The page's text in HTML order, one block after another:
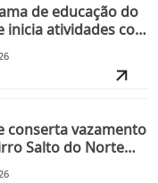
de educação do
inicia atividades com
feira, dia 6
conserta vazamento
Salto do Norte